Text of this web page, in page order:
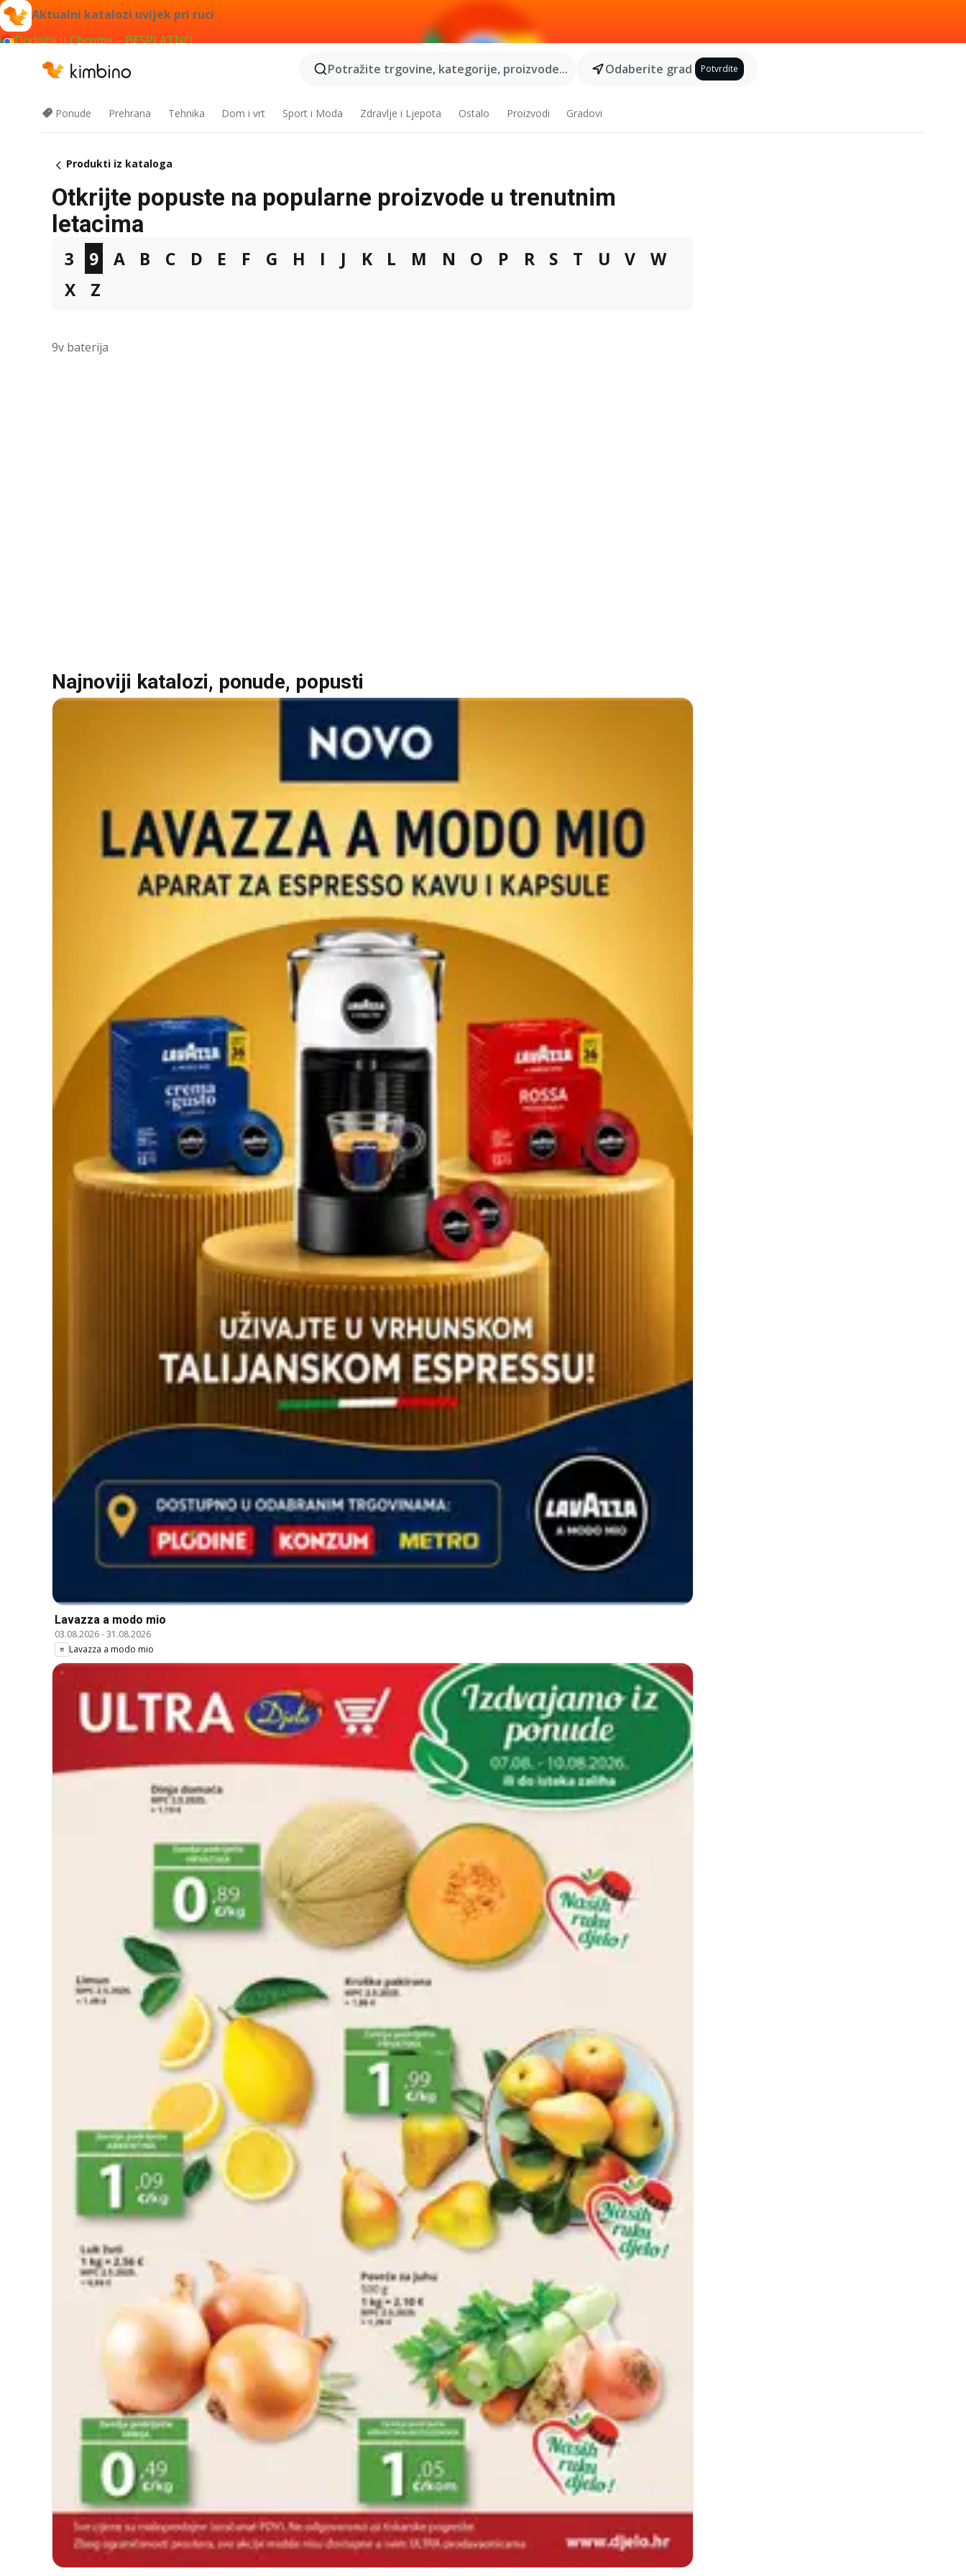
Aktualni katalozi uvijek pri ruci
Dodajte u Chrome – BESPLATNO
Potražite trgovine, kategorije, proizvode...
Odaberite grad Potvrdite
Ponude Prehrana Tehnika Dom i vrt Sport i Moda Zdravlje i Ljepota Ostalo Proizvodi Gradovi
Produkti iz kataloga
Otkrijte popuste na popularne proizvode u trenutnim
letacima
3 9 A B C D E F G H I J K L M N O P R S T U V
W
X
Z
9v baterija
Najnoviji katalozi, ponude, popusti
Lavazza a modo mio
03.08.2026-31.08.2026
Lavazza a modo mio